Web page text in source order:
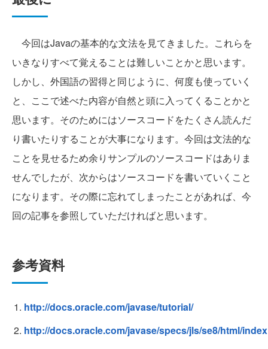
今回はJavaの基本的な文法を見てきました。これらを
いきなりすべて覚えることは難しいことかと思います。
しかし、外国語の習得と同じように、何度も使っていく
と、ここで述べた内容が自然と頭に入ってくることかと
思います。そのためにはソースコードをたくさん読んだ
り書いたりすることが大事になります。今回は文法的な
ことを見せるため余りサンプルのソースコードはありま
せんでしたが、次からはソースコードを書いていくこと
になります。その際に忘れてしまったことがあれば、今
回の記事を参照していただければと思います。
参考資料
http://docs.oracle.com/javase/tutorial/
http://docs.oracle.com/javase/specs/jls/se8/html/